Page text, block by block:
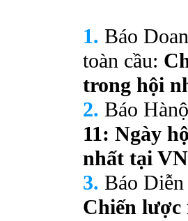
1. Báo
toàn cầu:
trong hội
2. Báo
11: Ngày
nhất tại VN
3. Báo
Chiến lược